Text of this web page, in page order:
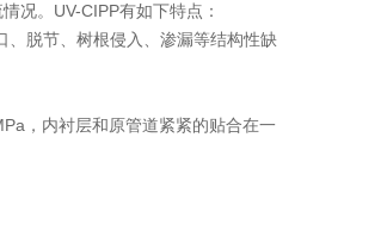
。UV-CIPP有如下特点：
脱节、树根侵入、渗漏等结构性缺
，内衬层和原管道紧紧的贴合在一